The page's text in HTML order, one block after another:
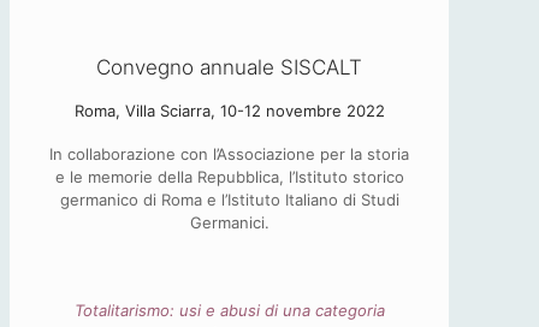
Convegno annuale SISCALT
Roma, Villa Sciarra, 10-12 novembre 2022
In collaborazione con l’Associazione per la storia
e le memorie della Repubblica, l’Istituto storico
germanico di Roma e l’Istituto Italiano di Studi
Germanici.
Totalitarismo: usi e abusi di una categoria